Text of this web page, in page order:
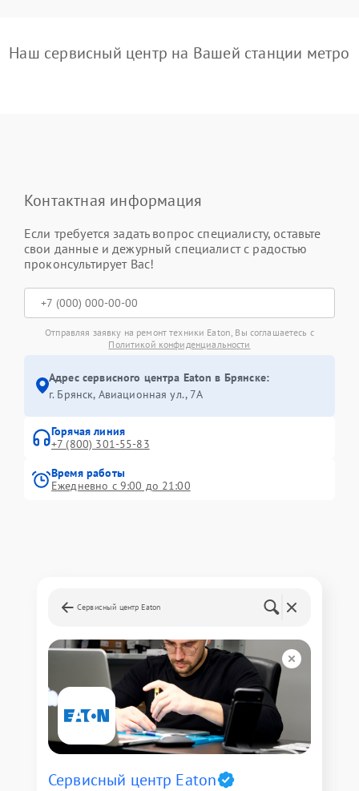
Наш сервисный центр на Вашей станции метро
Контактная информация
Если требуется задать вопрос специалисту, оставьте
свои данные и дежурный специалист с радостью
проконсультирует Вас!
Отправляя заявку на ремонт техники Eaton, Вы соглашаетесь с
Политикой конфиденциальности
Адрес сервисного центра Eaton в Брянске:
г. Брянск, Авиационная ул., 7А
Горячая линия
+7 (800) 301-55-83
Время работы
Ежедневно с 9:00 до 21:00
Сервисный центр Eaton
Сервисный центр Eaton